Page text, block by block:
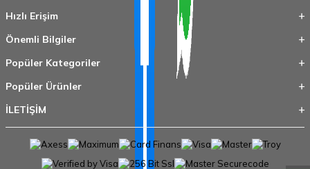
Hızlı Erişim
Önemli Bilgiler
Popüler Kategoriler
Popüler Ürünler
İLETİŞİM